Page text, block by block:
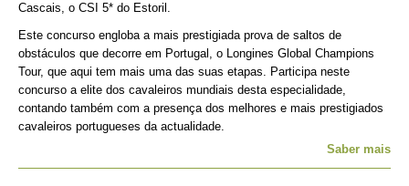
Cascais, o CSI 5* do Estoril.
Este concurso engloba a mais prestigiada prova de saltos de
obstáculos que decorre em Portugal, o Longines Global Champions
Tour, que aqui tem mais uma das suas etapas. Participa neste
concurso a elite dos cavaleiros mundiais desta especialidade,
contando também com a presença dos melhores e mais prestigiados
cavaleiros portugueses da actualidade.
Saber mais